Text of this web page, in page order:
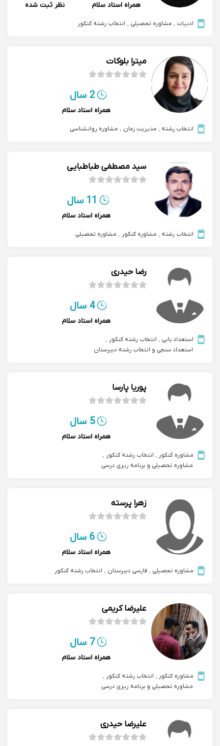
همراه استاد سلام نظر ثبت شده
ادبیات , مشاوره تحصیلی , انتخاب رشته کنکور
میترا بلوکات
2 سال
همراه استاد سلام
انتخاب رشته , مدیریت زمان , مشاوره روانشناسی
سید مصطفی طباطبایی
11 سال
همراه استاد سلام
انتخاب رشته , مشاوره کنکور , مشاوره تحصیلی
رضا حیدری
4 سال
همراه استاد سلام
استعداد یابی , انتخاب رشته کنکور ,
استعداد سنجی و انتخاب رشته دبیرستان
پوریا پارسا
5 سال
همراه استاد سلام
مشاوره کنکور , انتخاب رشته کنکور ,
مشاوره تحصیلی و برنامه ریزی درسی
زهرا پرسته
6 سال
همراه استاد سلام
مشاوره تحصیلی , فارسی دبیرستان , انتخاب رشته کنکور
علیرضا کریمی
7 سال
همراه استاد سلام
مشاوره کنکور , انتخاب رشته کنکور ,
مشاوره تحصیلی و برنامه ریزی درسی
علیرضا حیدری